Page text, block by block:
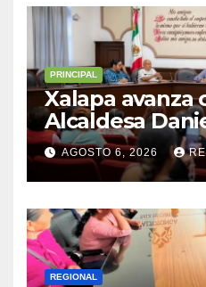
PRINCIPAL
Xalapa avanza
Alcaldesa
Ceballos
servicios para
municipio
AGOSTO 6, 2026
REGIONAL